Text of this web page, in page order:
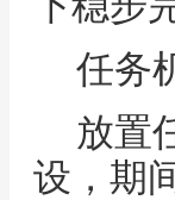
任务
放置
设，期